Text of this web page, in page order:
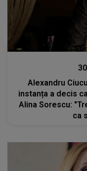
Alexandru
instanța a decis
Alina Sorescu:
ca